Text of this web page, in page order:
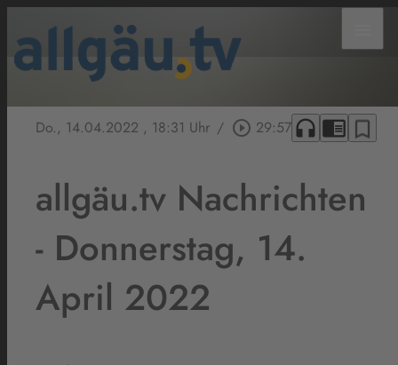
Do., 14.04.2022 , 18:31 Uhr / play_circle_outline 29:57 headphones chrome_reader_mode bookmark_border
allgäu.tv Nachrichten
- Donnerstag, 14.
April 2022